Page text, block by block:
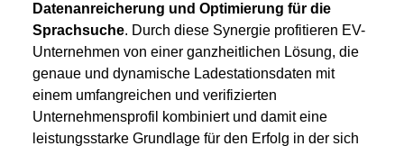
Datenanreicherung und Optimierung für die
Sprachsuche. Durch diese Synergie profitieren EV-
Unternehmen von einer ganzheitlichen Lösung, die
genaue und dynamische Ladestationsdaten mit
einem umfangreichen und verifizierten
Unternehmensprofil kombiniert und damit eine
leistungsstarke Grundlage für den Erfolg in der sich